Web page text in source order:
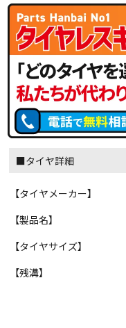
■タイヤ詳細
【タイヤメーカー】
【製品名】
【タイヤサイズ】
【残溝】